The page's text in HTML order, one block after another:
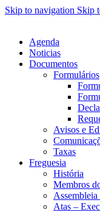
Skip to navigation Skip
Agenda
Noticias
Documentos
Formulários
Avisos e
Taxas
Freguesia
História
Membros
Assembleia
Atas –